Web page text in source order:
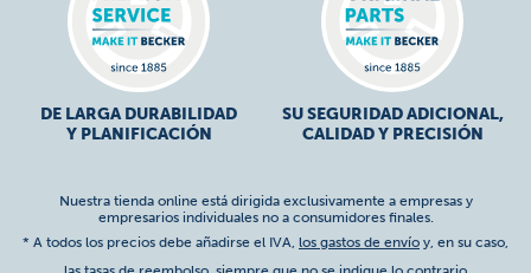
DE LARGA DURABILIDAD
Y PLANIFICACIÓN
SU SEGURIDAD ADICIONAL,
CALIDAD Y PRECISIÓN
Nuestra tienda online está dirigida exclusivamente a empresas y
empresarios individuales no a consumidores finales.
* A todos los precios debe añadirse el IVA, los gastos de envío y, en su caso,